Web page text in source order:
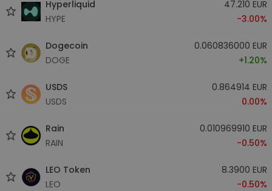
Hyperliquid
HYPE
47.210 EUR
-3.00%
Dogecoin
DOGE
0.060836000 EUR
+1.20%
USDS
USDS
0.864914 EUR
0.00%
Rain
RAIN
0.010969910 EUR
-0.50%
LEO Token
LEO
8.3900 EUR
-0.50%